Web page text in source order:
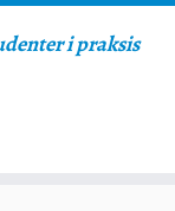
i praksis